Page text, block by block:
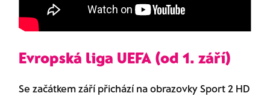
Evropská liga UEFA (od 1. září)
Se začátkem září přichází na obrazovky Sport 2 HD